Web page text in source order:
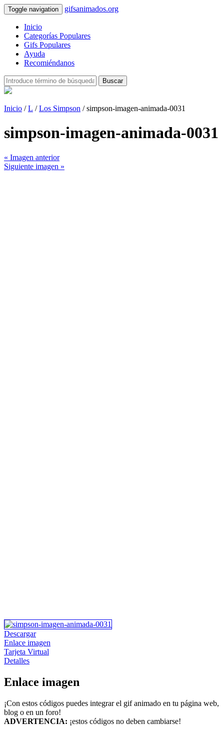
Toggle navigation gifsanimados.org
Inicio
Categorías Populares
Gifs Populares
Ayuda
Recomiéndanos
Buscar
Inicio /L /Los Simpson / simpson-imagen-animada-0031
simpson-imagen-animada-0031
« Imagen anterior
Siguiente imagen »
Descargar
Enlace imagen
Tarjeta Virtual
Detalles
Enlace imagen
¡Con estos códigos puedes integrar el gif animado en tu página web,
blog o en un foro!
ADVERTENCIA: ¡estos códigos no deben cambiarse!